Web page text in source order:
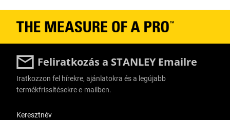
Feliratkozás a STANLEY Emailre
Iratkozzon fel hírekre, ajánlatokra és a legújabb
termékfrissítésekre e-mailben.
Keresztnév